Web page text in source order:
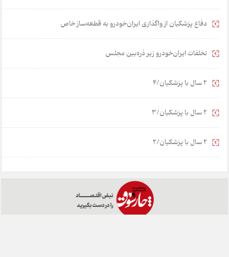
دفاع پزشکیان از واگذاری ایران‌خودرو به قطعه‌ساز خاص
تخلفات ایران‌خودرو زیر ذره‌بین مجلس